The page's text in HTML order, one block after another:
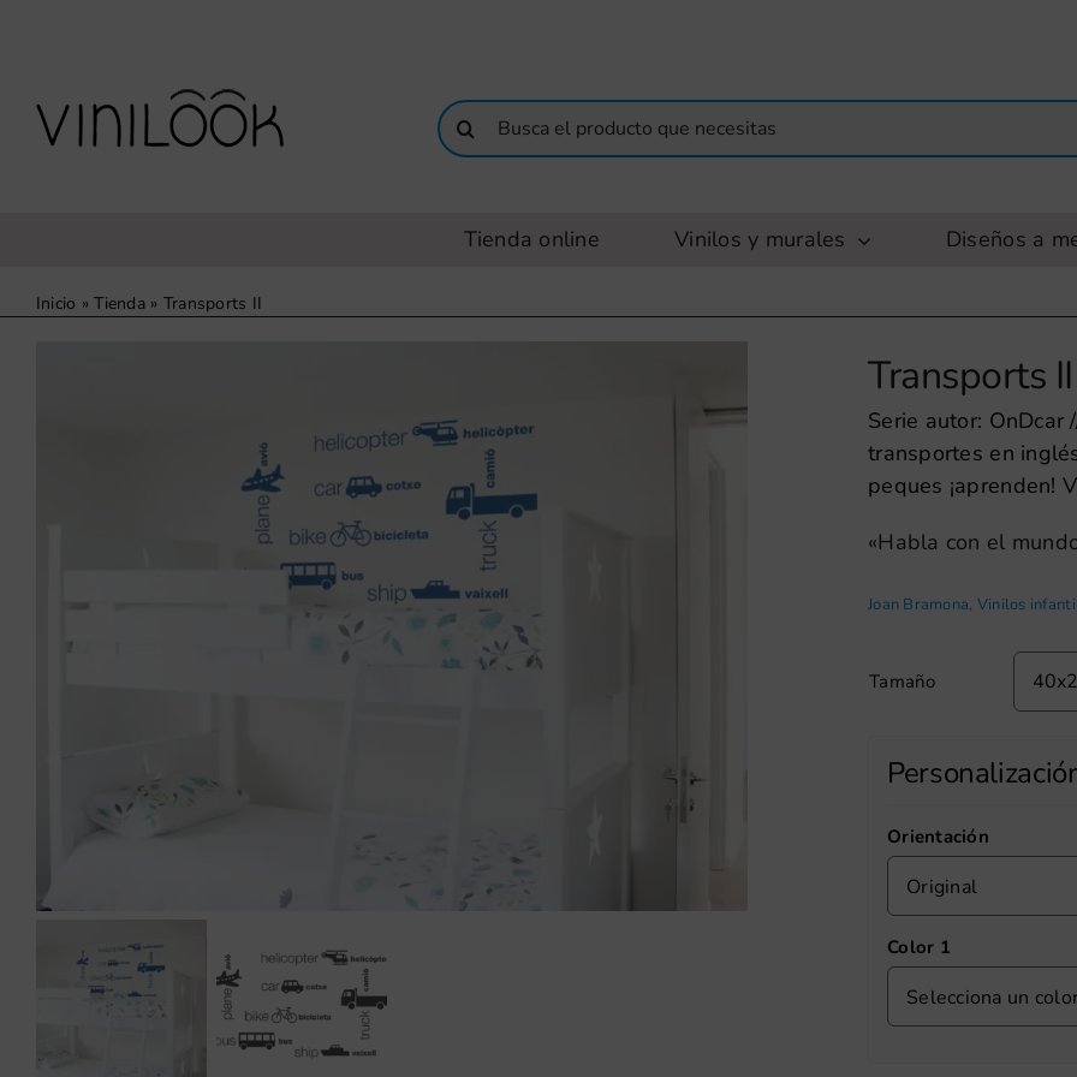
Buscar:
Tienda online Vinilos y murales Diseños a
Inicio »Tienda » Transports II
Transports II
Serie autor:
transportes en
peques ¡aprenden!
«Habla con el
Joan Bramona, Vinilos
Tamaño
Orientación
Original
Color 1
Selecciona un